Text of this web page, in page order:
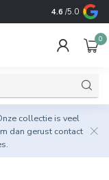
Duurzame &
4.6 /5.0
0
collectie is veel
dan gerust contact